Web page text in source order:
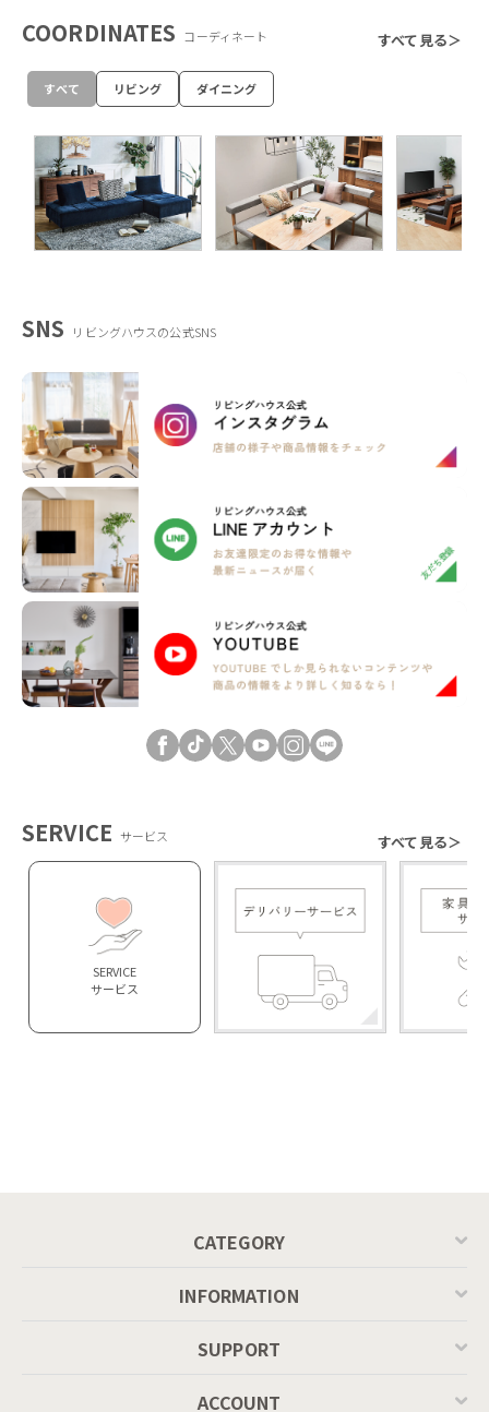
COORDINATES コーディネート
すべて リビング ダイニング
すべて見る＞
SNS リビングハウスの公式SNS
SERVICE サービス すべて見る＞
SERVICE
サービス
CATEGORY
INFORMATION
SUPPORT
ACCOUNT